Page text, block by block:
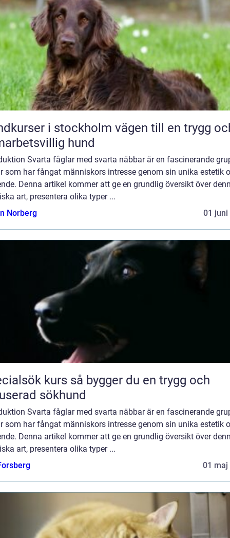
i stockholm vägen till en trygg och
hund
Svarta fåglar med svarta näbbar är en fascinerande
som har fångat människors intresse genom sin unika estetik
Denna artikel kommer att ge en grundlig översikt över
art, presentera olika typer ...
Norberg
01 juni
kurs så bygger du en trygg och
sökhund
Svarta fåglar med svarta näbbar är en fascinerande
som har fångat människors intresse genom sin unika estetik
Denna artikel kommer att ge en grundlig översikt över
art, presentera olika typer ...
01 maj